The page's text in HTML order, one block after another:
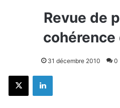
Revue de
cohérence
31 décembre 2010 0
X Linkedin